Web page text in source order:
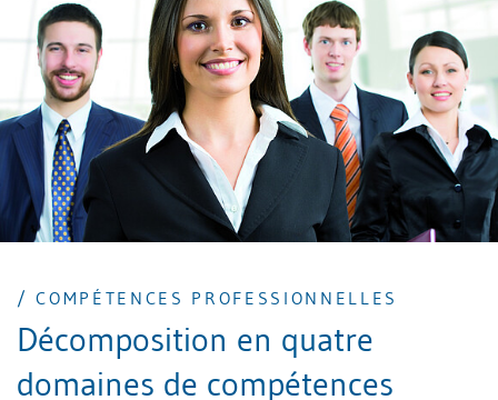
auquel se concrétise cette disposition à apprendre et
à concrétiser.
/ COMPÉTENCES PROFESSIONNELLES
Décomposition en quatre
domaines de compétences